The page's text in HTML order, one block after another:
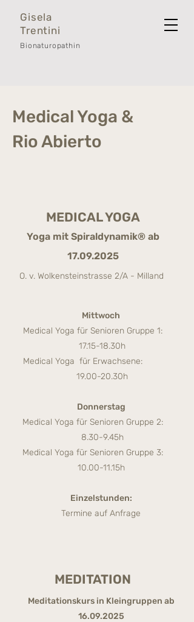
Gisela
Trentini
Bionaturopathin
Medical Yoga &
Rio Abierto
MEDICAL YOGA
Yoga mit Spiraldynamik® ab
17.09.2025
O. v. Wolkensteinstrasse 2/A - Milland
Mittwoch
Medical Yoga für Senioren Gruppe 1:
17.15-18.30h
Medical Yoga für Erwachsene:
19.00-20.30h
Donnerstag
Medical Yoga für Senioren Gruppe 2:
8.30-9.45h
Medical Yoga für Senioren Gruppe 3:
10.00-11.15h
Einzelstunden:
Termine auf Anfrage
MEDITATION
Meditationskurs in Kleingruppen ab
16.09.2025